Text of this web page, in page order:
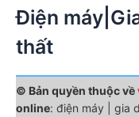
Điện
thất
© Bản quyền thuộc về
online: điện máy | gia